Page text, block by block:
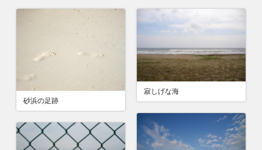
砂浜の足跡
寂しげな海